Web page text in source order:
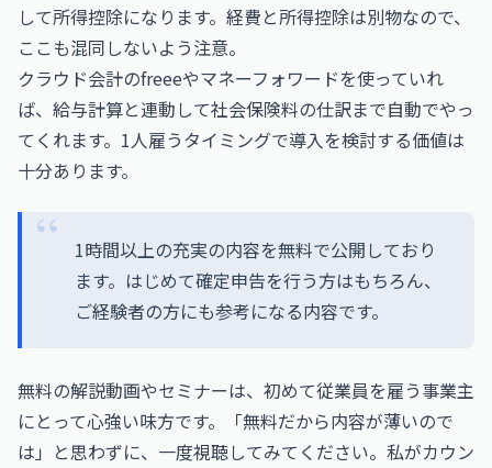
して所得控除になります。経費と所得控除は別物なので、
ここも混同しないよう注意。
クラウド会計のfreeeやマネーフォワードを使っていれ
ば、給与計算と連動して社会保険料の仕訳まで自動でやっ
てくれます。1人雇うタイミングで導入を検討する価値は
十分あります。
1時間以上の充実の内容を無料で公開しており
ます。はじめて確定申告を行う方はもちろん、
ご経験者の方にも参考になる内容です。
無料の解説動画やセミナーは、初めて従業員を雇う事業主
にとって心強い味方です。「無料だから内容が薄いので
は」と思わずに、一度視聴してみてください。私がカウン